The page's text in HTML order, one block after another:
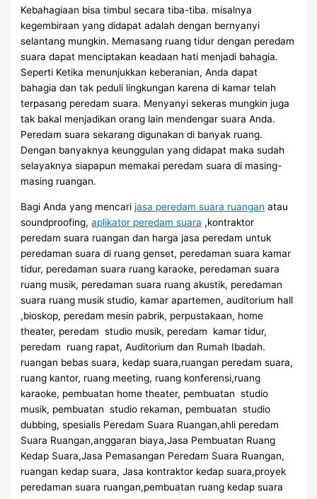
Kebahagiaan bisa timbul secara tiba-tiba. misalnya
kegembiraan yang didapat adalah dengan bernyanyi
selantang mungkin. Memasang ruang tidur dengan peredam
suara dapat menciptakan keadaan hati menjadi bahagia.
Seperti Ketika menunjukkan keberanian, Anda dapat
bahagia dan tak peduli lingkungan karena di kamar telah
terpasang peredam suara. Menyanyi sekeras mungkin juga
tak bakal menjadikan orang lain mendengar suara Anda.
Peredam suara sekarang digunakan di banyak ruang.
Dengan banyaknya keunggulan yang didapat maka sudah
selayaknya siapapun memakai peredam suara di masing-
masing ruangan.
Bagi Anda yang mencarijasa peredam suara ruangan atau
soundproofing,aplikator peredam suara ,kontraktor
peredam suara ruangan dan harga jasa peredam untuk
peredaman suara di ruang genset, peredaman suara kamar
tidur, peredaman suara ruang karaoke, peredaman suara
ruang musik, peredaman suara ruang akustik, peredaman
suara ruang musik studio, kamar apartemen, auditorium hall
,bioskop, peredam mesin pabrik, perpustakaan, home
theater, peredam studio musik, peredam kamar tidur,
peredam ruang rapat, Auditorium dan Rumah Ibadah.
ruangan bebas suara, kedap suara,ruangan peredam suara,
ruang kantor, ruang meeting, ruang konferensi,ruang
karaoke, pembuatan home theater, pembuatan studio
musik, pembuatan studio rekaman, pembuatan studio
dubbing, spesialis Peredam Suara Ruangan,ahli peredam
Suara Ruangan,anggaran biaya,Jasa Pembuatan Ruang
Kedap Suara,Jasa Pemasangan Peredam Suara Ruangan,
ruangan kedap suara, Jasa kontraktor kedap suara,proyek
peredaman suara ruangan,pembuatan ruang kedap suara